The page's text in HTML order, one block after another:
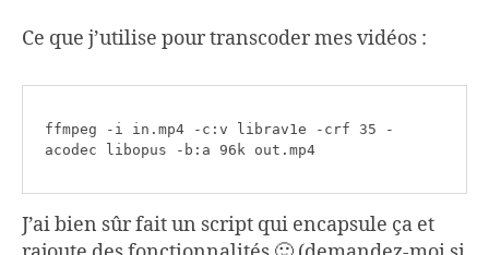
Ce que j’utilise pour transcoder mes vidéos :
ffmpeg -i in.mp4 -c:v librav1e -crf 35 -
acodec libopus -b:a 96k out.mp4
J’ai bien sûr fait un script qui encapsule ça et